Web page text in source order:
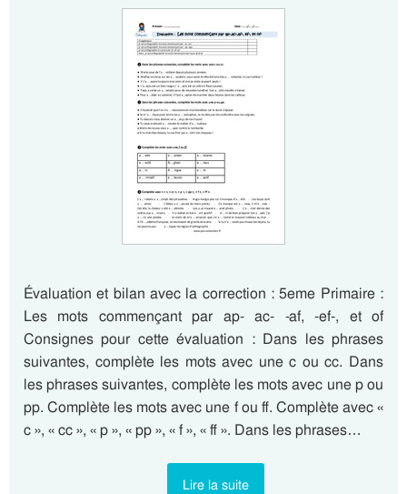
Évaluation et bilan avec la correction : 5eme Primaire :
Les mots commençant par ap- ac- -af, -ef-, et of
Consignes pour cette évaluation : Dans les phrases
suivantes, complète les mots avec une c ou cc. Dans
les phrases suivantes, complète les mots avec une p ou
pp. Complète les mots avec une f ou ff. Complète avec «
c », « cc », « p », « pp », « f », « ff ». Dans les phrases…
Lire la suite